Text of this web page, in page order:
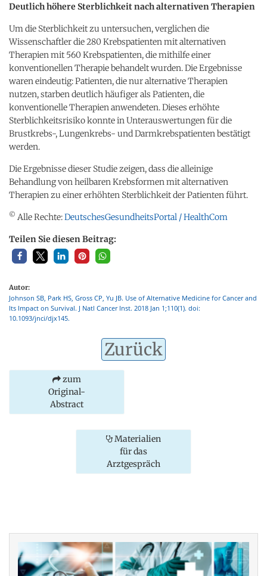
Deutlich höhere Sterblichkeit nach alternativen Therapien
Um die Sterblichkeit zu untersuchen, verglichen die
Wissenschaftler die 280 Krebspatienten mit alternativen
Therapien mit 560 Krebspatienten, die mithilfe einer
konventionellen Therapie behandelt wurden. Die Ergebnisse
waren eindeutig: Patienten, die nur alternative Therapien
nutzen, starben deutlich häufiger als Patienten, die
konventionelle Therapien anwendeten. Dieses erhöhte
Sterblichkeitsrisiko konnte in Unterauswertungen für die
Brustkrebs-, Lungenkrebs- und Darmkrebspatienten bestätigt
werden.
Die Ergebnisse dieser Studie zeigen, dass die alleinige
Behandlung von heilbaren Krebsformen mit alternativen
Therapien zu einer erhöhten Sterblichkeit der Patienten führt.
© Alle Rechte:DeutschesGesundheitsPortal / HealthCom
Teilen Sie diesen Beitrag:
Autor:
Johnson SB, Park HS, Gross CP, Yu JB. Use of Alternative Medicine for Cancer and
Its Impact on Survival. J Natl Cancer Inst. 2018 Jan 1;110(1). doi:
10.1093/jnci/djx145.
Zurück
zum
Original-
Abstract
Materialien
für das
Arztgespräch